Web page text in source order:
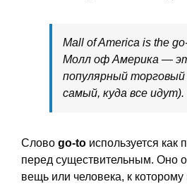
Mall of America is the
Молл оф Америка —
популярный
самый, куда все идут).
Слово go-to используется как
перед существительным. Оно
вещь или человека, к